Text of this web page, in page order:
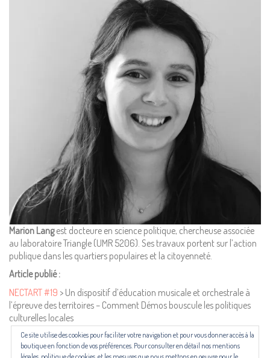
Marion Langest docteure en science politique, chercheuse associée
au laboratoire Triangle (UMR 5206). Ses travaux portent sur l’action
publique dans les quartiers populaires et la citoyenneté.
Article publié :
NECTART #19 > Un dispositif d’éducation musicale et orchestrale à
l’épreuve des territoires – Comment Démos bouscule les politiques
culturelles locales
Mentions Légales
Pour consulter nos CGV,
mentions légales,
politique de cookies :
cliquez ici
Pour nous contacter ou s'inscrire à l'infolettre mensuelle
diffusion@editions-attribut.fr
Régie publicitaire
Les revues NECTART, DARD/DARD et PANARD bénéficient d’une aide
du Centre national du livre (CNL) puis de la Région Occitanie, de la
Ce site utilise des cookies pour faciliter votre navigation et pour vous donner accès à la
boutique en fonction de vos préférences. Pour consulter en détail nos mentions